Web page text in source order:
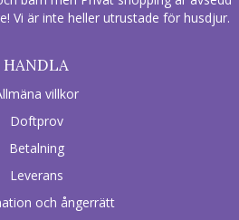
Vi är inte heller utrustade för husdjur.
HANDLA
villkor
Doftprov
Betalning
Leverans
och ångerrätt